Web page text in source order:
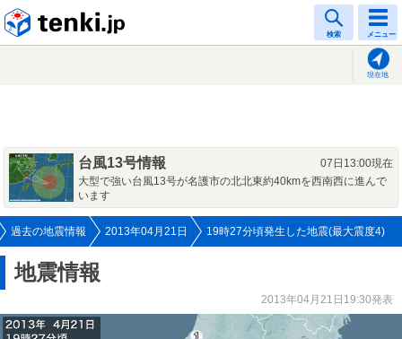
検索 メニュー
現在地
台風13号情報
07日13:00現在
大型で強い台風13号が名護市の北北東約40kmを西南西に進んで
います
過去の地震情報 2013年04月21日 19時27分頃発生した地震(最大震度4)
地震情報
2013年04月21日19:30発表